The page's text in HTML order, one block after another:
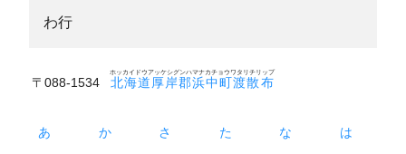
わ行
〒088-1534 北海道厚岸郡浜中町渡散布
ホッカイドウアッケシグンハマナカチョウワタリチリップ
あ か さ た な は